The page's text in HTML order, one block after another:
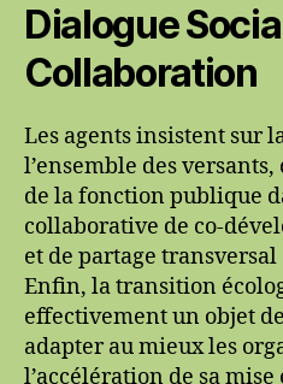
Dialogue
Collaboration
Les agents insistent sur
l’ensemble des
de la fonction publique
collaborative de co-
et de partage
Enfin, la transition
effectivement un objet
adapter au mieux les
l’accélération de sa